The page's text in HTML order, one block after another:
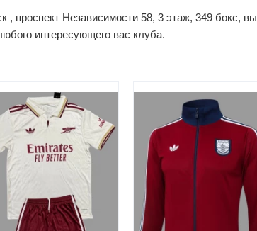
, проспект Независимости 58, 3 этаж, 349 бокс, вы
интересующего вас клуба.